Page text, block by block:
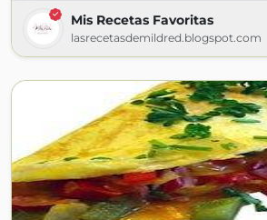
Mis Recetas Favoritas
lasrecetasdemildred.blogspot.com